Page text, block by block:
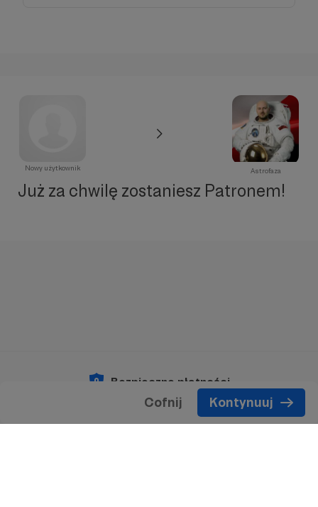
Cofnij Kontynuuj
Nowy użytkownik Astrofaza
Już za chwilę zostaniesz Patronem!
Bezpieczne płatności